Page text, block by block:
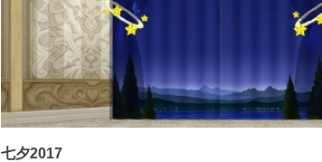
七夕2017